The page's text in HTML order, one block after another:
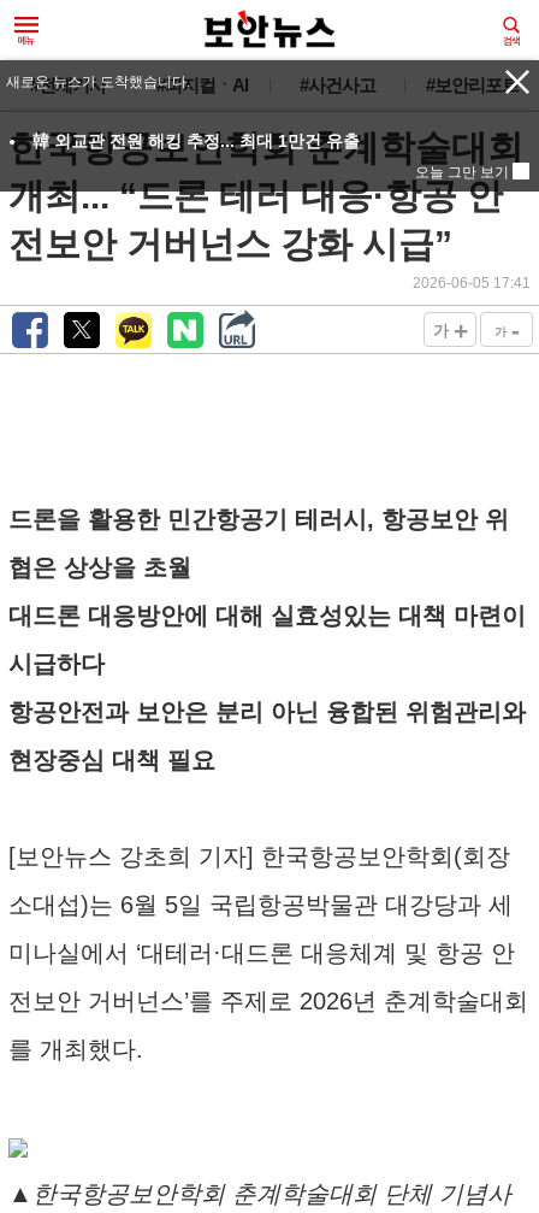
#전체기사 #피지컬ㆍAI #사건사고 #보안리포트
한국항공보안학회 춘계학술대회
개최... “드론 테러 대응·항공 안
전보안 거버넌스 강화 시급”
2026-06-05 17:41
가 + 가 -
드론을 활용한 민간항공기 테러시, 항공보안 위
협은 상상을 초월
대드론 대응방안에 대해 실효성있는 대책 마련이
시급하다
항공안전과 보안은 분리 아닌 융합된 위험관리와
현장중심 대책 필요
[보안뉴스 강초희 기자] 한국항공보안학회(회장
소대섭)는 6월 5일 국립항공박물관 대강당과 세
미나실에서 ‘대테러·대드론 대응체계 및 항공 안
전보안 거버넌스’를 주제로 2026년 춘계학술대회
를 개최했다.
▲한국항공보안학회 춘계학술대회 단체 기념사
새로운 뉴스가 도착했습니다.
韓 외교관 전원 해킹 추정... 최대 1만건 유출
오늘 그만 보기